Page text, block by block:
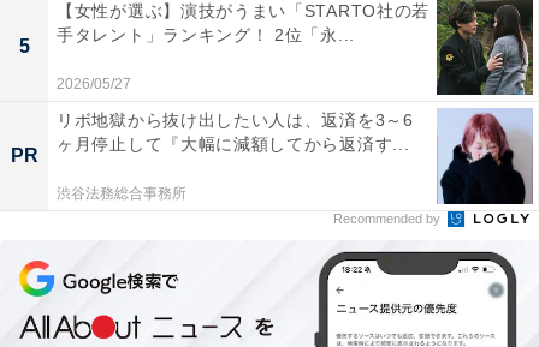
グラビアアイドル出身のタレントで、ニュース番組『す
ぽると！』（フジテレビ系）のリポーターに抜てきされ
た後は、さまざまなバラエティ番組で活躍。明るく元気
なキャラクターからバラエティに欠かせない女性タレン
トとして注目されました。2007年には芸能活動を休止
し、アパレル業界を学ぶために渡米。帰国後もタレント
活動を並行しながら、自身のブランド「WCJ」を運営し
ています。
コメントを見ると、「比企郡吉見町のふるさと大使をし
5
【女性が選ぶ】演技がうまい「STARTO社の若
手タレント」ランキング！ 2位「永...
2026/05/27
PR
リボ地獄から抜け出したい人は、返済を3～6
ヶ月停止して『大幅に減額してから返済す...
渋谷法務総合事務所
Recommended by